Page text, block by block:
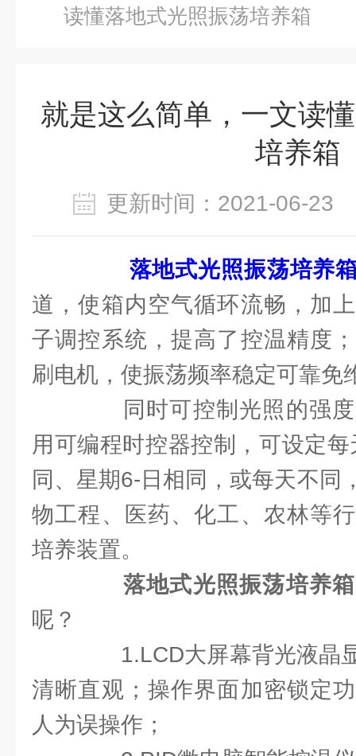
读懂落地式光照振荡培养箱
就是这么简单，一文读
培养箱
更新时间：2021-06-
落地式光照振荡培养
道，使箱内空气循环流畅，加
子调控系统，提高了控温精度
刷电机，使振荡频率稳定可靠免
同时可控制光照的强度
用可编程时控器控制，可设定
同、星期6-日相同，或每天不同
物工程、医药、化工、农林等
培养装置。
落地式光照振荡培养箱
呢？
1.LCD大屏幕背光液晶
清晰直观；操作界面加密锁定
人为误操作；